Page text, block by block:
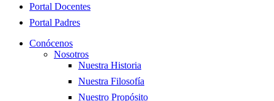
Portal Docentes
Portal Padres
Conócenos
Nosotros
Nuestra Historia
Nuestra Filosofía
Nuestro Propósito